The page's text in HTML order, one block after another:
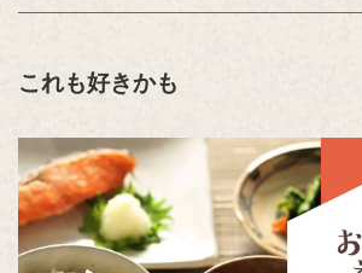
これも好きかも